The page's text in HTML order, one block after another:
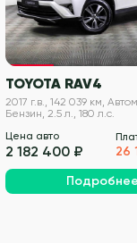
VIN
TOYOTA RAV4
2017 г.в., 142 039 км,
Бензин, 2.5 л., 180 л.с.
Цена авто
2 182 400 ₽
26
Подробнее